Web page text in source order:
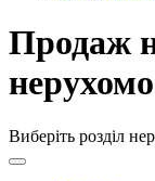
Продаж
Виберіть розділ